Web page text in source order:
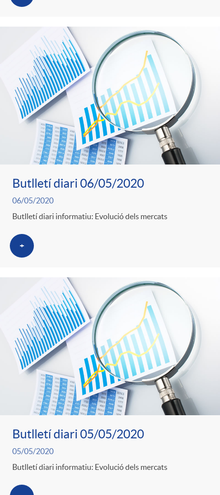
Butlletí diari 06/05/2020
06/05/2020
Butlletí diari informatiu: Evolució dels mercats
+
Butlletí diari 05/05/2020
05/05/2020
Butlletí diari informatiu: Evolució dels mercats